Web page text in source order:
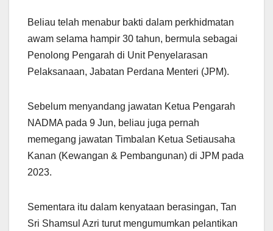
Beliau telah menabur bakti dalam perkhidmatan
awam selama hampir 30 tahun, bermula sebagai
Penolong Pengarah di Unit Penyelarasan
Pelaksanaan, Jabatan Perdana Menteri (JPM).
Sebelum menyandang jawatan Ketua Pengarah
NADMA pada 9 Jun, beliau juga pernah
memegang jawatan Timbalan Ketua Setiausaha
Kanan (Kewangan & Pembangunan) di JPM pada
2023.
Sementara itu dalam kenyataan berasingan, Tan
Sri Shamsul Azri turut mengumumkan pelantikan